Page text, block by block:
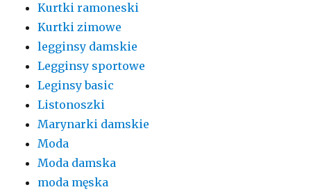
Kurtki ramoneski
Kurtki zimowe
legginsy damskie
Legginsy sportowe
Leginsy basic
Listonoszki
Marynarki damskie
Moda
Moda damska
moda męska